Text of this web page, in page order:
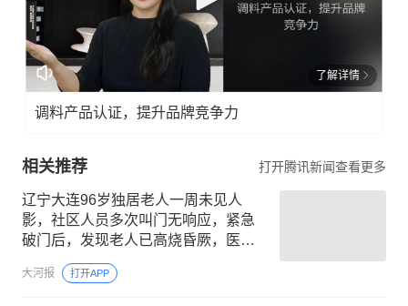
了解详情
调料产品认证，提升品牌竞争力
相关推荐 打开腾讯新闻查看更多
辽宁大连96岁独居老人一周未见人
影，社区人员多次叫门无响应，紧急
破门后，发现老人已高烧昏厥，医生
大河报 打开APP